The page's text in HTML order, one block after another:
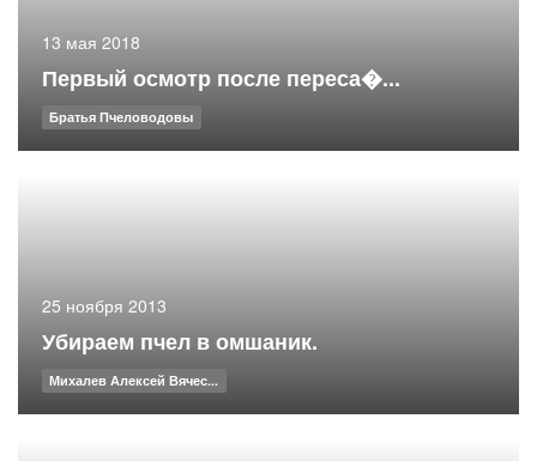
13 мая 2018
Первый осмотр после переса�...
Братья Пчеловодовы
25 ноября 2013
Убираем пчел в омшаник.
Михалев Алексей Вячес...